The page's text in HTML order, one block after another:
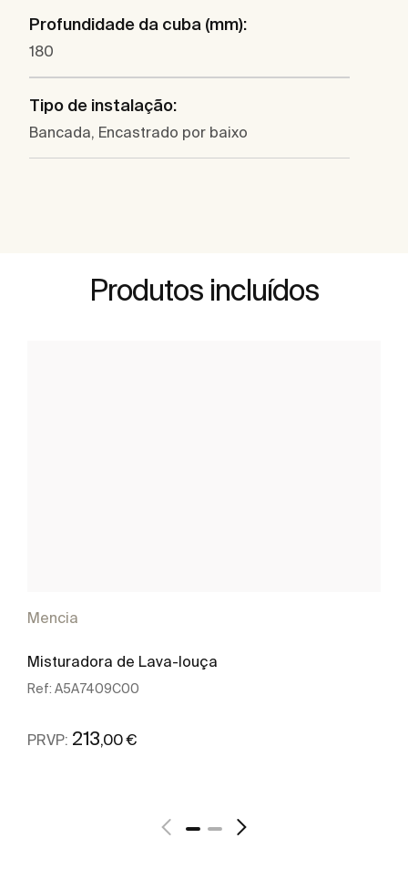
Profundidade da cuba (mm):
180
Tipo de instalação:
Bancada, Encastrado por baixo
Produtos incluídos
Mencia
Misturadora de Lava-louça
Ref: A5A7409C00
PRVP: 213 ,00 €